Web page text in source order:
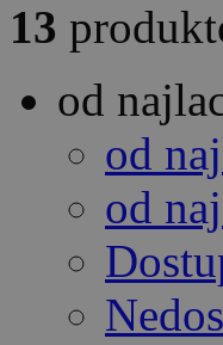
13
od
od
od